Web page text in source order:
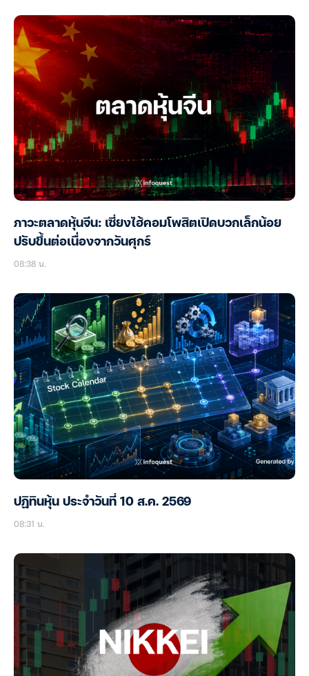
ภาวะตลาดหุ้นจีน: เซี่ยงไฮ้คอมโพสิตเปิดบวกเล็กน้อย
ปรับขึ้นต่อเนื่องจากวันศุกร์
08:38 น.
ปฏิทินหุ้น ประจำวันที่ 10 ส.ค. 2569
08:31 น.